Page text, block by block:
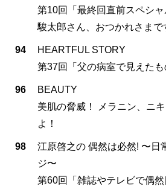
第10回「最終回直前スペシャ
駿太郎さん、おつかれさまで
94
HEARTFUL STORY
第37回「父の病室で見えたも
96
BEAUTY
美肌の脅威！ メラニン、ニ
よ！
98
江原啓之の 偶然は必然! 〜日
ジ〜
第60回「雑誌やテレビで偶然